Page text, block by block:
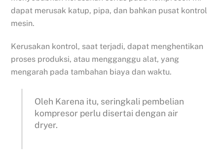
dapat merusak katup, pipa, dan bahkan pusat kontrol
mesin.
Kerusakan kontrol, saat terjadi, dapat menghentikan
proses produksi, atau mengganggu alat, yang
mengarah pada tambahan biaya dan waktu.
Oleh Karena itu, seringkali pembelian
kompresor perlu disertai dengan air
dryer.